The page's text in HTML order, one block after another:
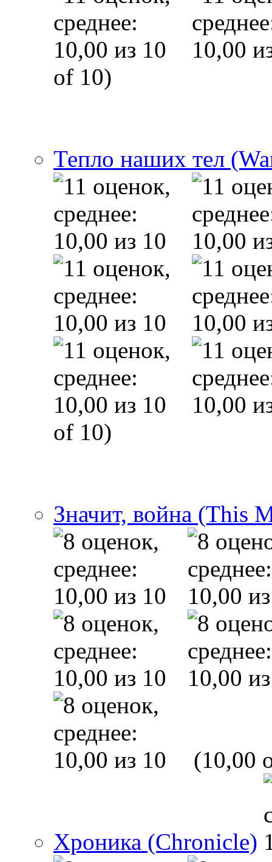
of 10)
Тепло наших тел
of 10)
Значит, война (This
(10,00
Хроника (Chronicle)